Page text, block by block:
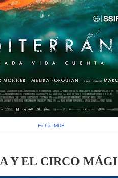
Ficha IMDB
Y EL CIRCO